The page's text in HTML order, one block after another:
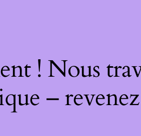
! Nous
–